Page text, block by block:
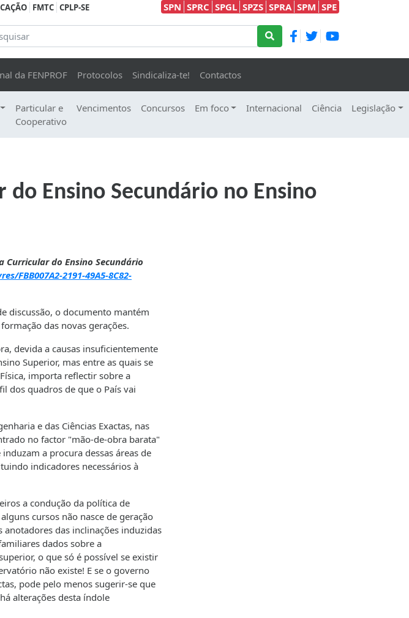
FMTC CPLP-SE SPN SPRC SPGL SPZS SPRA SPM SPE
da FENPROF Protocolos Sindicaliza-te! Contactos
Particular e
Cooperativo
Vencimentos Concursos Em foco Internacional Ciência Legislação
do Ensino Secundário no Ensino
do Ensino Secundário
FBB007A2-2191-49A5-8C82-
discussão, o documento mantém
das novas gerações.
devida a causas insuficientemente
Superior, mas entre as quais se
importa reflectir sobre a
dos quadros de que o País vai
e das Ciências Exactas, nas
no factor "mão-de-obra barata"
a procura dessas áreas de
indicadores necessários à
a condução da política de
cursos não nasce de geração
das inclinações induzidas
dados sobre a
o que só é possível se existir
não existe! E se o governo
pode pelo menos sugerir-se que
alterações desta índole